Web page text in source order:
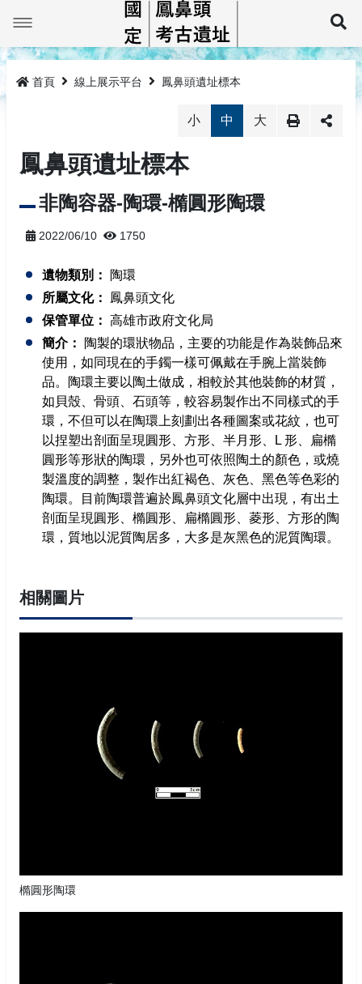
要
內最新消息
大坌坑文化
牛稠仔文化鳳鼻頭型
鳳鼻頭遺址標本
鳳鼻頭考古教育館
鳳鼻頭考古教育館簡介
教育推廣
教具租借
相關專書
監管保護報告
成果報告書
相關法規
相關法規
網站導覽
回首頁
高雄市政府
高雄市文化局
首頁 線上展示平台 鳳鼻頭遺址標本
小 中 大
鳳鼻頭遺址標本
非陶容器-陶環-橢圓形陶環
2022/06/10 1750
遺物類別：
陶環
所屬文化：
鳳鼻頭文化
保管單位： 高雄市政府文化局
簡介：
陶製的環狀物品，主要的功能是作為裝飾品來
使用，如同現在的手鐲一樣可佩戴在手腕上當裝飾
品。陶環主要以陶土做成，相較於其他裝飾的材質，
如貝殼、骨頭、石頭等，較容易製作出不同樣式的手
環，不但可以在陶環上刻劃出各種圖案或花紋，也可
以捏塑出剖面呈現圓形、方形、半月形、L 形、扁橢
圓形等形狀的陶環，另外也可依照陶土的顏色，或燒
製溫度的調整，製作出紅褐色、灰色、黑色等色彩的
陶環。目前陶環普遍於鳳鼻頭文化層中出現，有出土
剖面呈現圓形、橢圓形、扁橢圓形、菱形、方形的陶
環，質地以泥質陶居多，大多是灰黑色的泥質陶環。
相關圖片
橢圓形陶環